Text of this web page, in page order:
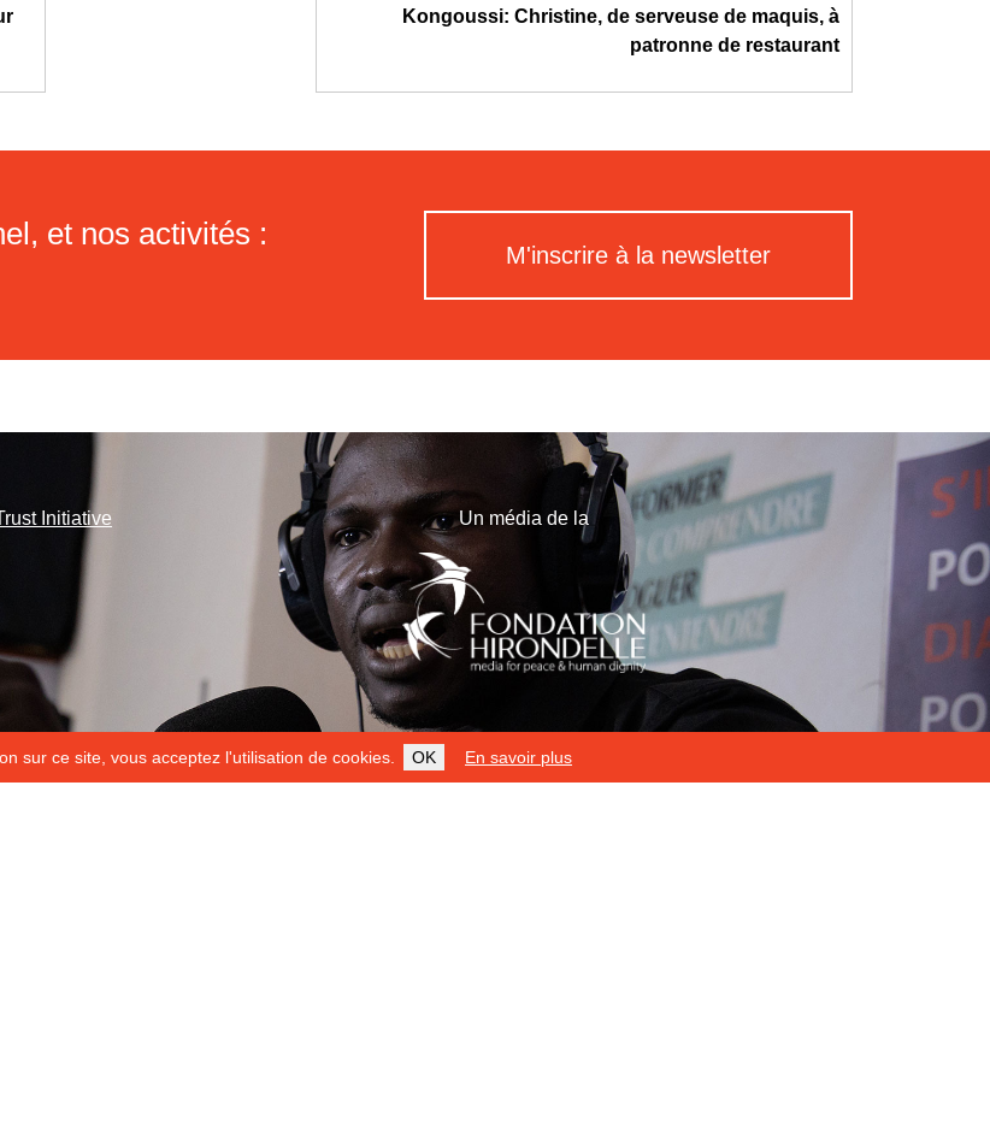
sur ce site, vous acceptez l'utilisation de cookies. OK En savoir plus
Kongoussi: Christine, de serveuse de maquis, à
patronne de restaurant
et nos activités :
M'inscrire à la newsletter
Initiative Un média de la
ILS NOUS SOUTIENNENT